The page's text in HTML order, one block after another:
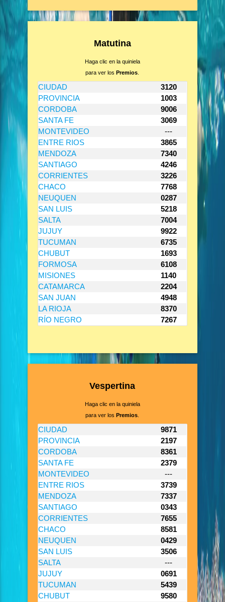
Matutina
Haga clic en la quiniela
para ver losPremios
CIUDAD
3120
PROVINCIA
1003
CORDOBA
9006
SANTA FE
3069
MONTEVIDEO
---
ENTRE RIOS
3865
MENDOZA
7340
SANTIAGO
4246
CORRIENTES
3226
CHACO
7768
NEUQUEN
0287
SAN LUIS
5218
SALTA
7004
JUJUY
9922
TUCUMAN
6735
CHUBUT
1693
FORMOSA
6108
MISIONES
1140
CATAMARCA
2204
SAN JUAN
4948
LA RIOJA
8370
RÍO NEGRO
7267
Vespertina
Haga clic en la quiniela
para ver losPremios
CIUDAD
9871
PROVINCIA
2197
CORDOBA
8361
SANTA FE
2379
MONTEVIDEO
---
ENTRE RIOS
3739
MENDOZA
7337
SANTIAGO
0343
CORRIENTES
7655
CHACO
8581
NEUQUEN
0429
SAN LUIS
3506
SALTA
---
JUJUY
0691
TUCUMAN
5439
CHUBUT
9580